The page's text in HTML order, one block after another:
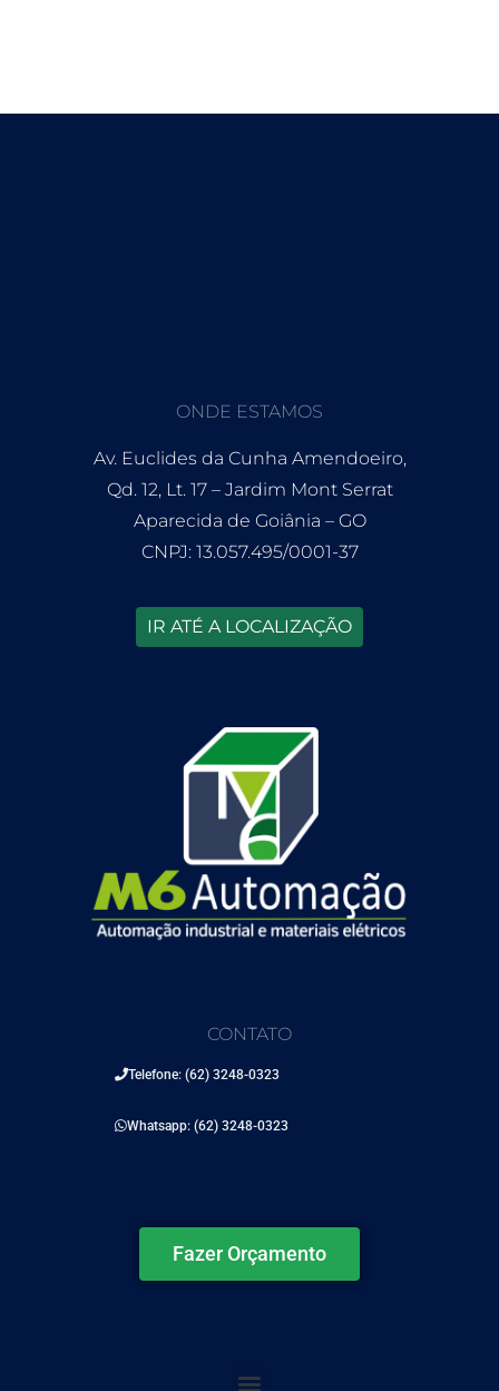
ONDE ESTAMOS
Av. Euclides da Cunha Amendoeiro,
Qd. 12, Lt. 17 – Jardim Mont Serrat
Aparecida de Goiânia – GO
CNPJ: 13.057.495/0001-37
IR ATÉ A LOCALIZAÇÃO
CONTATO
Telefone: (62) 3248-0323
Whatsapp: (62) 3248-0323
Fazer Orçamento